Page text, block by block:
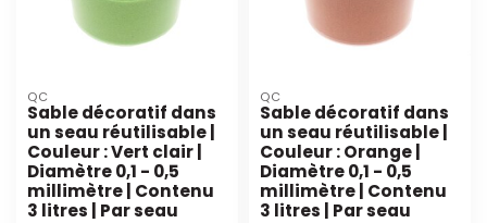
QC
Sable décoratif dans
un seau réutilisable |
Couleur : Vert clair |
Diamètre 0,1 - 0,5
millimètre | Contenu
3 litres | Par seau
QC
Sable décoratif dans
un seau réutilisable |
Couleur : Orange |
Diamètre 0,1 - 0,5
millimètre | Contenu
3 litres | Par seau